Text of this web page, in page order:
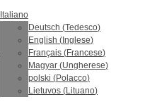
Italiano
Deutsch (Tedesco)
English ( Inglese)
Français (Francese)
Magyar (Ungherese)
polski (Polacco)
Lietuvos (Lituano)